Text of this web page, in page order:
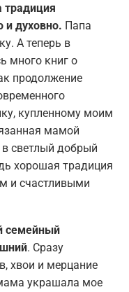
и духовно. Папа
А теперь в
много книг о
продолжение
купленному моим
мамой
светлый добрый
хорошая традиция
и счастливыми
семейный
. Сразу
хвои и мерцание
украшала мое